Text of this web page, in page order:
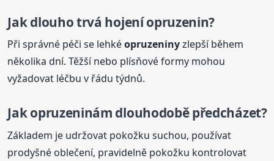
Jak dlouho trvá hojení opruzenin?
Při správné péči se lehkéopruzeninyzlepší během
několika dní. Těžší nebo plísňové formy mohou
vyžadovat léčbu v řádu týdnů.
Jak opruzeninám dlouhodobě předcházet?
Základem je udržovat pokožku suchou, používat
prodyšné oblečení, pravidelně pokožku kontrolovat